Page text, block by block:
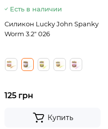
Есть в наличии
Силикон Lucky John Spanky
Worm 3.2" 026
125 грн
Купить